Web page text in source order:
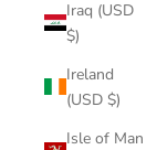
Iraq (USD
$)
Ireland
(USD $)
Isle of Man